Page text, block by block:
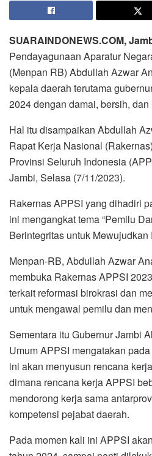
SUARAINDONEWS.COM,
Pendayagunaan Aparatur
(Menpan RB) Abdullah Azwar
kepala daerah terutama
2024 dengan damai, bersih, dan
Hal itu disampaikan Abdullah
Rapat Kerja Nasional
Provinsi Seluruh Indonesia
Jambi, Selasa (7/11/2023).
Rakernas APPSI yang dihadiri
ini mengangkat tema “Pemilu
Berintegritas untuk Mewujudkan
Menpan-RB, Abdullah Azwar
membuka Rakernas APPSI
terkait reformasi birokrasi dan
untuk mengawal pemilu dan
Sementara itu Gubernur Jambi
Umum APPSI mengatakan
ini akan menyusun rencana
dimana rencana kerja APPSI
mendorong kerja sama
kompetensi pejabat daerah.
Pada momen kali ini APPSI